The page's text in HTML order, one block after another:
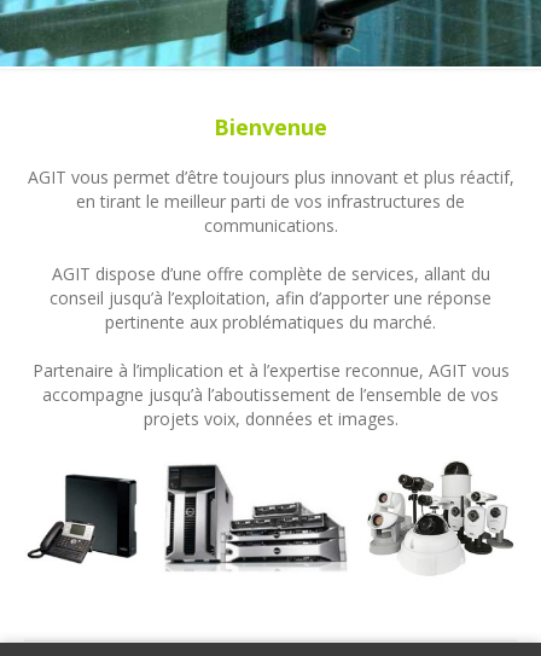
Bienvenue
AGIT vous permet d’être toujours plus innovant et plus réactif,
en tirant le meilleur parti de vos infrastructures de
communications.
AGIT dispose d’une offre complète de services, allant du
conseil jusqu’à l’exploitation, afin d’apporter une réponse
pertinente aux problématiques du marché.
Partenaire à l’implication et à l’expertise reconnue, AGIT vous
accompagne jusqu’à l’aboutissement de l’ensemble de vos
projets voix, données et images.